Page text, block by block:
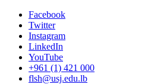
Facebook
Twitter
Instagram
LinkedIn
YouTube
+961 (1) 421 000
flsh@usj.edu.lb